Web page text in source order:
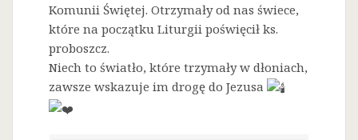
Komunii Świętej. Otrzymały od nas świece,
które na początku Liturgii poświęcił ks.
proboszcz.
Niech to światło, które trzymały w dłoniach,
zawsze wskazuje im drogę do Jezusa